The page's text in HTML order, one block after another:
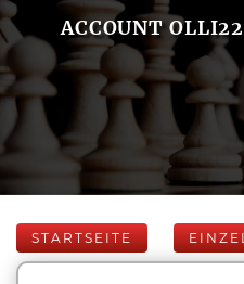
ACCOUNT
STARTSEITE